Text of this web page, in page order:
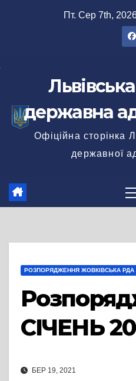
Пт. Сер 7th,
державна
Офіційна сторінка
державної
РОЗПОРЯДЖЕННЯ ЖОВКІВСЬКА РДА
СІЧЕНЬ
БЕР 19, 2021